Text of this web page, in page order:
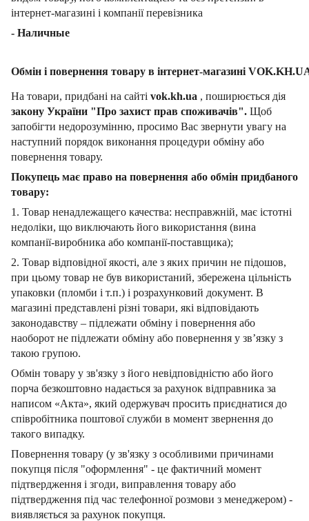
інтернет-магазині і компанії перевізника
- Наличные
Обмін і повернення товару в інтернет-магазині
На товари, придбані на сайті vok.kh.ua , поширюється дія
закону України "Про захист прав споживачів". Щоб
запобігти недорозумінню, просимо Вас звернути увагу на
наступний порядок виконання процедури обміну або
повернення товару.
Покупець має право на повернення або обмін придбаного
товару:
1. Товар ненадлежащего качества: несправжній, має істотні
недоліки, що виключають його використання (вина
компанії-виробника або компанії-поставщика);
2. Товар відповідної якості, але з яких причин не підошов,
при цьому товар не був використаний, збережена цільність
упаковки (пломби і т.п.) і розрахунковий документ. В
магазині представлені різні товари, які відповідають
законодавству – підлежати обміну і повернення або
наоборот не підлежати обміну або повернення у зв’язку з
такою групою.
Обмін товару у зв'язку з його невідповідністю або його
порча безкоштовно надається за рахунок відправника за
написом «Акта», який одержувач просить приєднатися до
співробітника поштової служби в момент звернення до
такого випадку.
Повернення товару (у зв'язку з особливими причинами
покупця після "оформлення" - це фактичний момент
підтвердження і згоди, виправлення товару або
підтвердження під час телефонної розмови з менеджером) -
виявляється за рахунок покупця.